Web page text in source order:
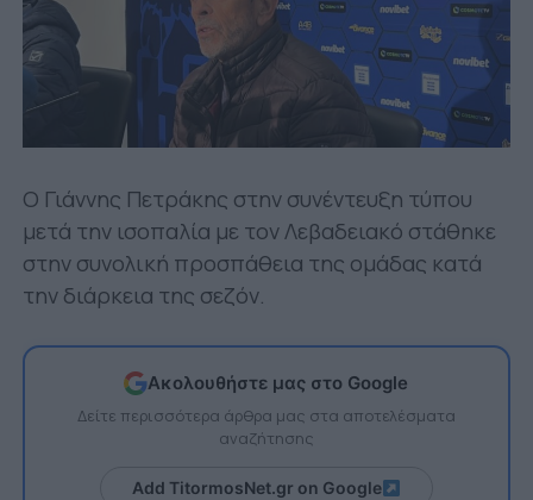
Ο Γιάννης Πετράκης στην συνέντευξη τύπου
μετά την ισοπαλία με τον Λεβαδειακό στάθηκε
στην συνολική προσπάθεια της ομάδας κατά
την διάρκεια της σεζόν.
Ακολουθήστε μας στο Google
Δείτε περισσότερα άρθρα μας στα αποτελέσματα
αναζήτησης
Add TitormosNet.gr on Google